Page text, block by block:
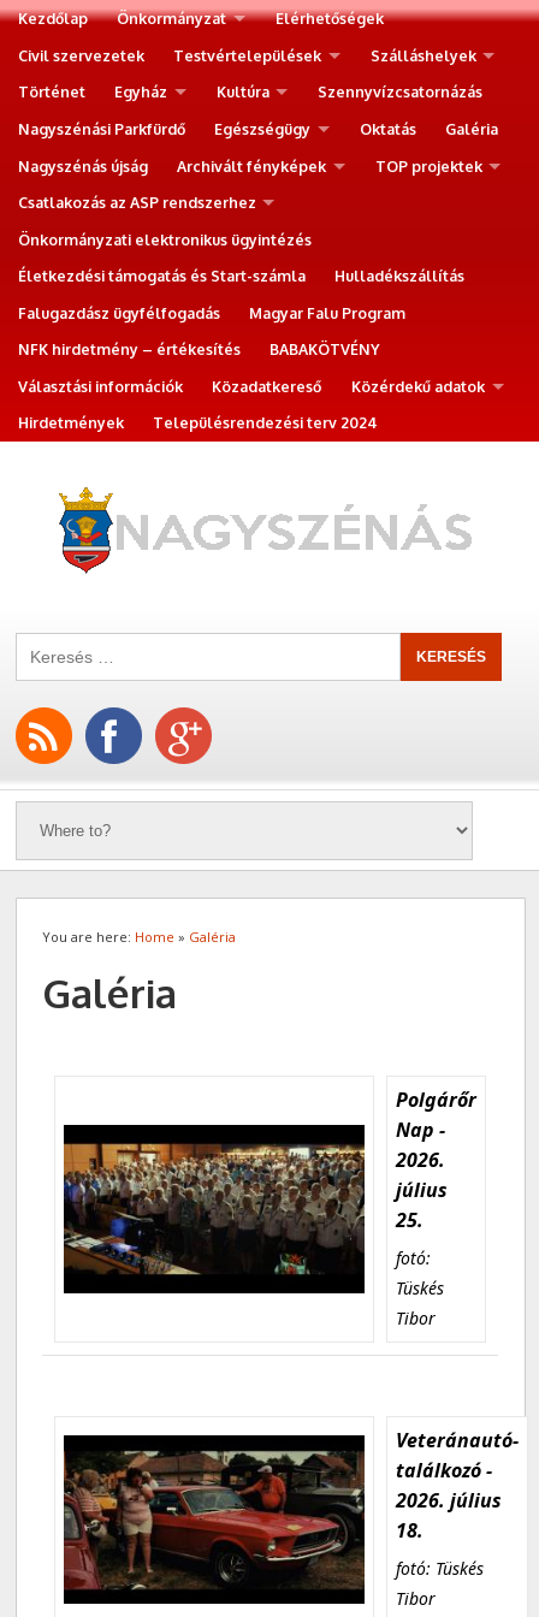
Kezdőlap Önkormányzat
Elérhetőségek
Civil szervezetek
Testvértelepülések
Szálláshelyek
Történet
Egyház Kultúra
Szennyvízcsatornázás
Nagyszénási Parkfürdő
Egészségügy Oktatás
Galéria
Nagyszénás újság
Archivált fényképek
TOP projektek
Csatlakozás az ASP rendszerhez
Önkormányzati elektronikus ügyintézés
Életkezdési támogatás és Start-számla
Hulladékszállítás
Falugazdász ügyfélfogadás
Magyar Falu Program
NFK hirdetmény – értékesítés
BABAKÖTVÉNY
Választási információk
Közadatkereső
Közérdekű adatok
Hirdetmények
Településrendezési terv 2024
You are here: Home » Galéria
Galéria
Polgárőr
Nap -
2026.
július
25.
fotó:
Tüskés
Tibor
Veteránautó-
találkozó -
2026. július
18.
fotó: Tüskés
Tibor